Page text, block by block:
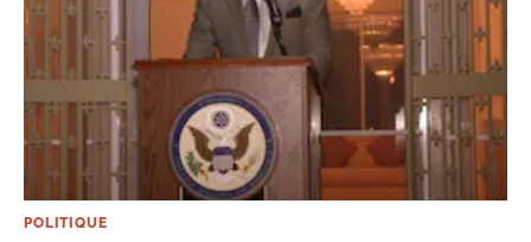
POLITIQUE